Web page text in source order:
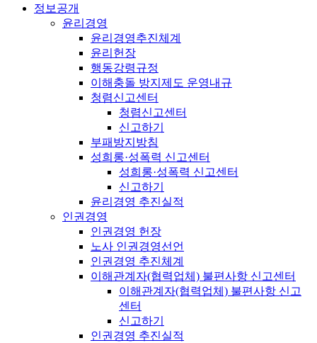
정보공개
윤리경영
윤리경영추진체계
윤리헌장
행동강령규정
이해충돌 방지제도 운영내규
청렴신고센터
청렴신고센터
신고하기
부패방지방침
성희롱·성폭력 신고센터
성희롱·성폭력 신고센터
신고하기
윤리경영 추진실적
인권경영
인권경영 헌장
노사 인권경영선언
인권경영 추진체계
이해관계자(협력업체) 불편사항 신고센터
이해관계자(협력업체) 불편사항 신고
센터
신고하기
인권경영 추진실적